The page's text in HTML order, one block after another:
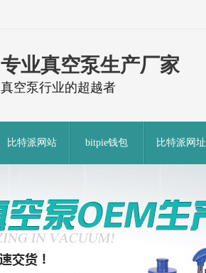
专业真空泵生产厂家
真空泵行业的超越者
比特派网站 bitpie钱包 比特派网址